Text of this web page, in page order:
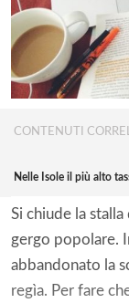
CONTENUTI
Nelle Isole il più alto
Si chiude la
gergo popolare.
abbandonato la
regìa. Per fare